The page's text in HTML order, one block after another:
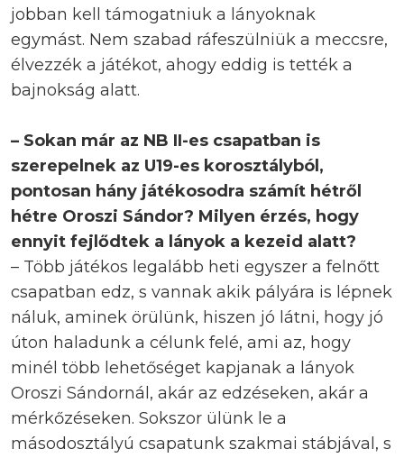
jobban kell támogatniuk a lányoknak
egymást. Nem szabad ráfeszülniük a meccsre,
élvezzék a játékot, ahogy eddig is tették a
bajnokság alatt.
– Sokan már az NB II-es csapatban is
szerepelnek az U19-es korosztályból,
pontosan hány játékosodra számít hétről
hétre Oroszi Sándor? Milyen érzés, hogy
ennyit fejlődtek a lányok a kezeid alatt?
– Több játékos legalább heti egyszer a felnőtt
csapatban edz, s vannak akik pályára is lépnek
náluk, aminek örülünk, hiszen jó látni, hogy jó
úton haladunk a célunk felé, ami az, hogy
minél több lehetőséget kapjanak a lányok
Oroszi Sándornál, akár az edzéseken, akár a
mérkőzéseken. Sokszor ülünk le a
másodosztályú csapatunk szakmai stábjával, s